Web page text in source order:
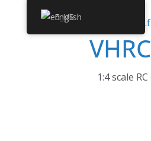
1:4 scale
English